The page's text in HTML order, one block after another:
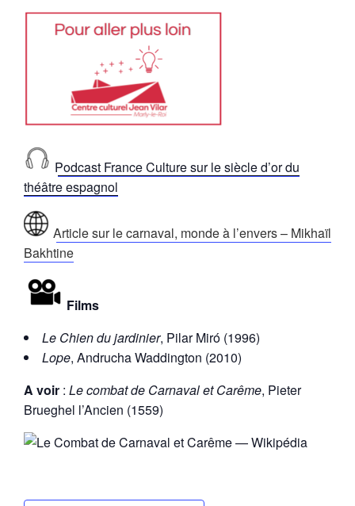
Podcast France Culture sur le siècle d’or du
théâtre espagnol
Article sur le carnaval, monde à l’envers – Mikhaïl
Bakhtine
Films
Le Chien du jardinier, Pilar Miró (1996)
Lope, Andrucha Waddington (2010)
A voir : Le combat de Carnaval et Carême, Pieter
Brueghel l’Ancien (1559)